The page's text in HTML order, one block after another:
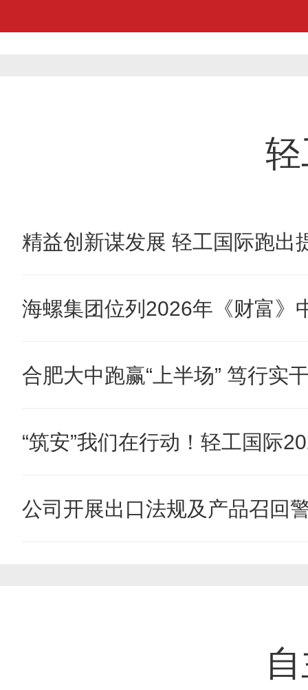
精益创新谋发展 轻工国际跑出
海螺集团位列2026年《财富》
合肥大中跑赢“上半场” 笃行实
“筑安”我们在行动！轻工国际
公司开展出口法规及产品召回